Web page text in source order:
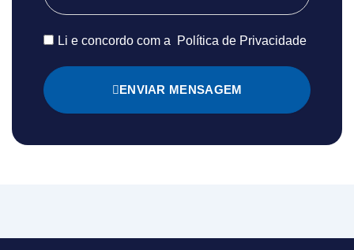
Li e concordo com a Política de Privacidade
ENVIAR MENSAGEM